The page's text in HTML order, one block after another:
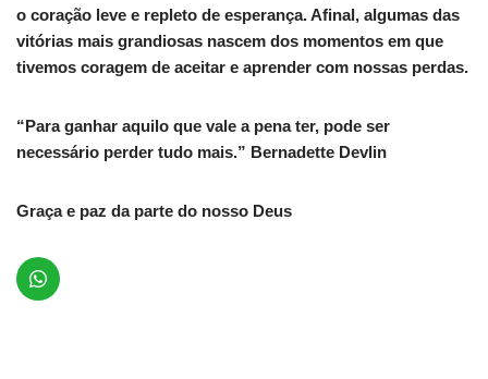
o coração leve e repleto de esperança. Afinal, algumas das
vitórias mais grandiosas nascem dos momentos em que
tivemos coragem de aceitar e aprender com nossas perdas.
“Para ganhar aquilo que vale a pena ter, pode ser
necessário perder tudo mais.” Bernadette Devlin
Graça e paz da parte do nosso Deus